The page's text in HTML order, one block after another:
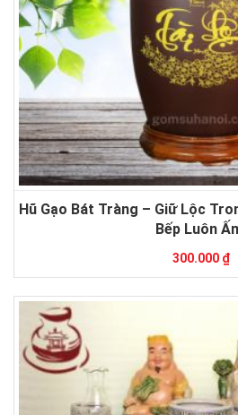
Hũ Gạo Bát Tràng – Giữ Lộc
Bếp Luôn
300.000 ₫